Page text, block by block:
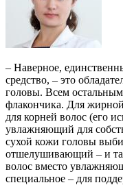
– Наверное,
средство, – это
головы. Всем
флакончика. Для
для корней волос (его
увлажняющий для
сухой кожи головы
отшелушивающий – и
волос вместо
специальное – для